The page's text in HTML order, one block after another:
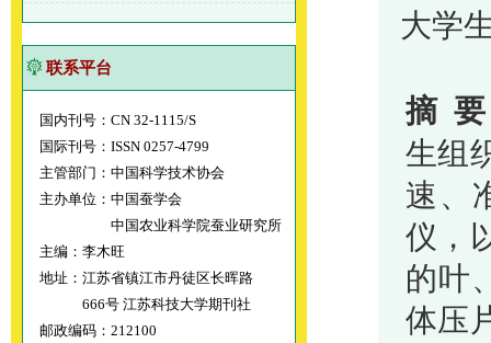
联系平台
国内刊号：CN 32-1115/S
国际刊号：ISSN 0257-4799
主管部门：中国科学技术协会
主办单位：中国蚕学会
中国农业科学院蚕业研究所
主编：李木旺
地址：江苏省镇江市丹徒区长晖路
666号 江苏科技大学期刊社
邮政编码：212100
大学
摘 要
生组
速、
仪，
的叶
体压